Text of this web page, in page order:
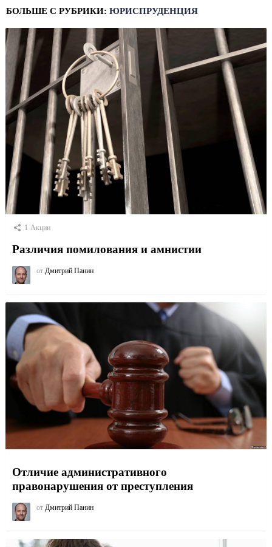
БОЛЬШЕ С РУБРИКИ: ЮРИСПРУДЕНЦИЯ
1 Акции
Различия помилования и амнистии
от Дмитрий Панин
Отличие административного
правонарушения от преступления
от Дмитрий Панин